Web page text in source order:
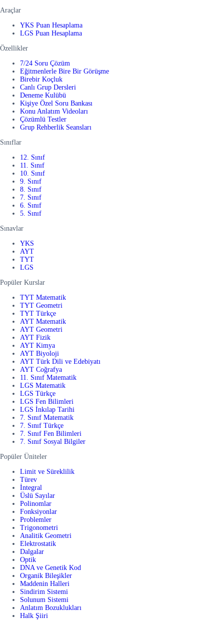
Araçlar
YKS Puan Hesaplama
LGS Puan Hesaplama
Özellikler
7/24 Soru Çözüm
Eğitmenlerle Bire Bir Görüşme
Birebir Koçluk
Canlı Grup Dersleri
Deneme Kulübü
Kişiye Özel Soru Bankası
Konu Anlatım Videoları
Çözümlü Testler
Grup Rehberlik Seansları
Sınıflar
12. Sınıf
11. Sınıf
10. Sınıf
9. Sınıf
8. Sınıf
7. Sınıf
6. Sınıf
5. Sınıf
Sınavlar
YKS
AYT
TYT
LGS
Popüler Kurslar
TYT Matematik
TYT Geometri
TYT Türkçe
AYT Matematik
AYT Geometri
AYT Fizik
AYT Kimya
AYT Biyoloji
AYT Türk Dili ve Edebiyatı
AYT Coğrafya
11. Sınıf Matematik
LGS Matematik
LGS Türkçe
LGS Fen Bilimleri
LGS İnkılap Tarihi
7. Sınıf Matematik
7. Sınıf Türkçe
7. Sınıf Fen Bilimleri
7. Sınıf Sosyal Bilgiler
Popüler Üniteler
Limit ve Süreklilik
Türev
İntegral
Üslü Sayılar
Polinomlar
Fonksiyonlar
Problemler
Trigonometri
Analitik Geometri
Elektrostatik
Dalgalar
Optik
DNA ve Genetik Kod
Organik Bileşikler
Maddenin Halleri
Sindirim Sistemi
Solunum Sistemi
Anlatım Bozuklukları
Halk Şiiri